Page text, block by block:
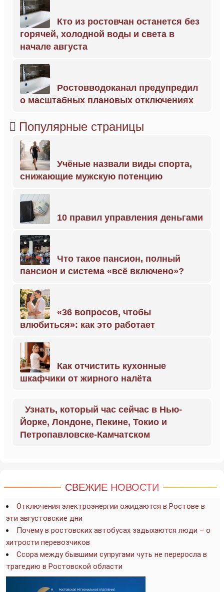
Кто из ростовчан останется без
горячей, холодной воды и света в
начале августа
Ростовводоканал предупредил
о масштабных плановых отключениях
Популярные страницы
Учёные назвали виды спорта,
снижающие мужскую потенцию
10 правил управления деньгами
Что такое пансион, полный
пансион и система «всё включено»?
«36 вопросов, чтобы
влюбиться»: как это работает
Как отчистить кухонные
шкафчики от жирного налёта
Узнать, который час сейчас в Нью-
Йорке, Лондоне, Пекине, Токио и
Петропавловске-Камчатском
СВЕЖИЕ НОВОСТИ
Отключения электроэнергии ожидаются в Ростове в
эти августовские дни
Почему в ростовских автобусах задыхаются люди – о
хитрости перевозчиков
Ссора между бывшими супругами чуть не переросла в
трагедию в Ростовской области